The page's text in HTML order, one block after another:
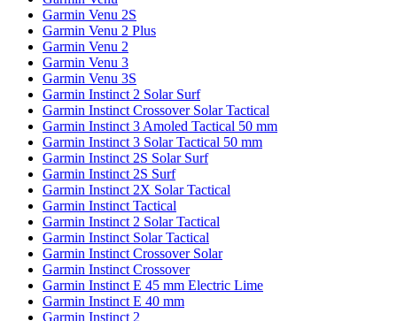
Garmin Venu 2S
Garmin Venu 2 Plus
Garmin Venu 2
Garmin Venu 3
Garmin Venu 3S
Garmin Instinct 2 Solar Surf
Garmin Instinct Crossover Solar Tactical
Garmin Instinct 3 Amoled Tactical 50 mm
Garmin Instinct 3 Solar Tactical 50 mm
Garmin Instinct 2S Solar Surf
Garmin Instinct 2S Surf
Garmin Instinct 2X Solar Tactical
Garmin Instinct Tactical
Garmin Instinct 2 Solar Tactical
Garmin Instinct Solar Tactical
Garmin Instinct Crossover Solar
Garmin Instinct Crossover
Garmin Instinct E 45 mm Electric Lime
Garmin Instinct E 40 mm
Garmin Instinct 2